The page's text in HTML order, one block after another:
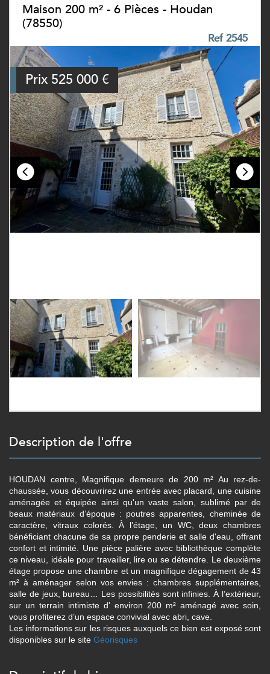
Maison 200 m² - 6 Pièces - Houdan
(78550)
Ref 2545
Prix 525 000 €
description de l'offre
HOUDAN centre, Magnifique demeure de 200 m² Au rez-de-
chaussée, vous découvrirez une entrée avec placard, une cuisine
aménagée et équipée ainsi qu'un vaste salon, sublimé par de
beaux matériaux d’époque : poutres apparentes, cheminée de
caractère, vitraux colorés. À l’étage, un WC, deux chambres
bénéficiant chacune de sa propre penderie et salle d'eau, offrant
confort et intimité. Une pièce palière avec bibliothèque complète
ce niveau, idéale pour travailler, lire ou se détendre. Le deuxième
étage propose une chambre et un magnifique dégagement de 43
m² à aménager selon vos envies : chambres supplémentaires,
salle de jeux, bureau… Les possibilités sont infinies. À l’extérieur,
sur un terrain intimiste d' environ 200 m² aménagé avec soin,
vous profiterez d’un espace convivial avec abri, cave.
Les informations sur les risques auxquels ce bien est exposé sont
disponibles sur le site Géorisques